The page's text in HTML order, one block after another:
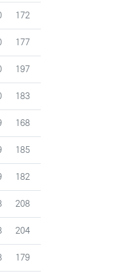
조회
172
조회
177
조회
197
조회
183
조회
168
조회
185
조회
182
조회
208
조회
204
조회
179